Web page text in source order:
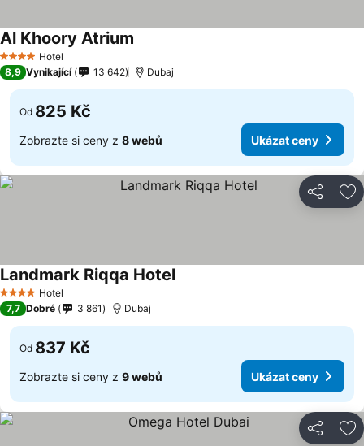
4 Počet hvězdiček
Hotel
Al Khoory Atrium
8,9 Vynikající 13 642 Dubaj
Od 825 Kč
Zobrazte si ceny z 8 webů Ukázat ceny
Sdílet
4 Počet hvězdiček
Hotel
Landmark Riqqa Hotel
7,7 Dobré 3 861 Dubaj
Od 837 Kč
Zobrazte si ceny z 9 webů Ukázat ceny
Sdílet